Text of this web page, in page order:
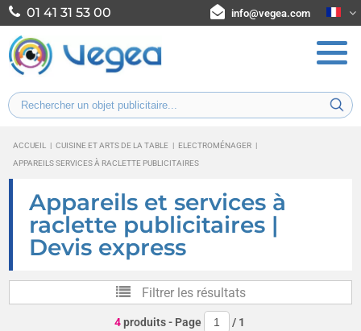
01 41 31 53 00 info@vegea.com
ACCUEIL | CUISINE ET ARTS DE LA TABLE | ELECTROMÉNAGER |
APPAREILS SERVICES À RACLETTE PUBLICITAIRES
Appareils et services à
raclette publicitaires |
Devis express
Filtrer les résultats
4produits- Page / 1